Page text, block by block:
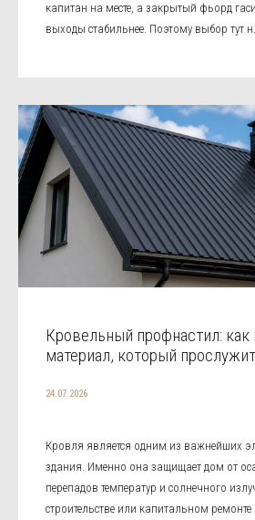
капитан на месте, а закрытый фьорд
выходы стабильнее. Поэтому выбор тут
Кровельный профнастил: как
материал, который
24.07.2026
Кровля является одним из важнейших
здания. Именно она защищает дом от
перепадов температур и солнечного
строительстве или капитальном ремонте